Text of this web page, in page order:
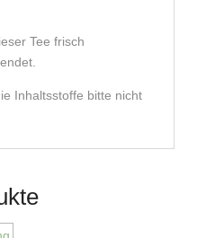
Tee frisch
Inhaltsstoffe bitte nicht